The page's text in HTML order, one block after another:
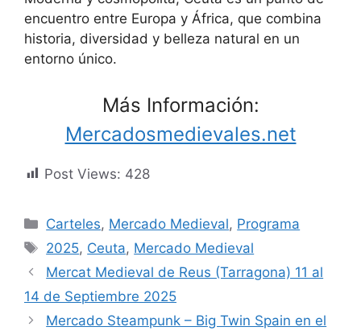
encuentro entre Europa y África, que combina
historia, diversidad y belleza natural en un
entorno único.
Más Información:
Mercadosmedievales.net
Post Views: 428
Categorías
Carteles, Mercado Medieval, Programa
Etiquetas
2025, Ceuta, Mercado Medieval
Mercat Medieval de Reus (Tarragona) 11 al
14 de Septiembre 2025
Mercado Steampunk – Big Twin Spain en el